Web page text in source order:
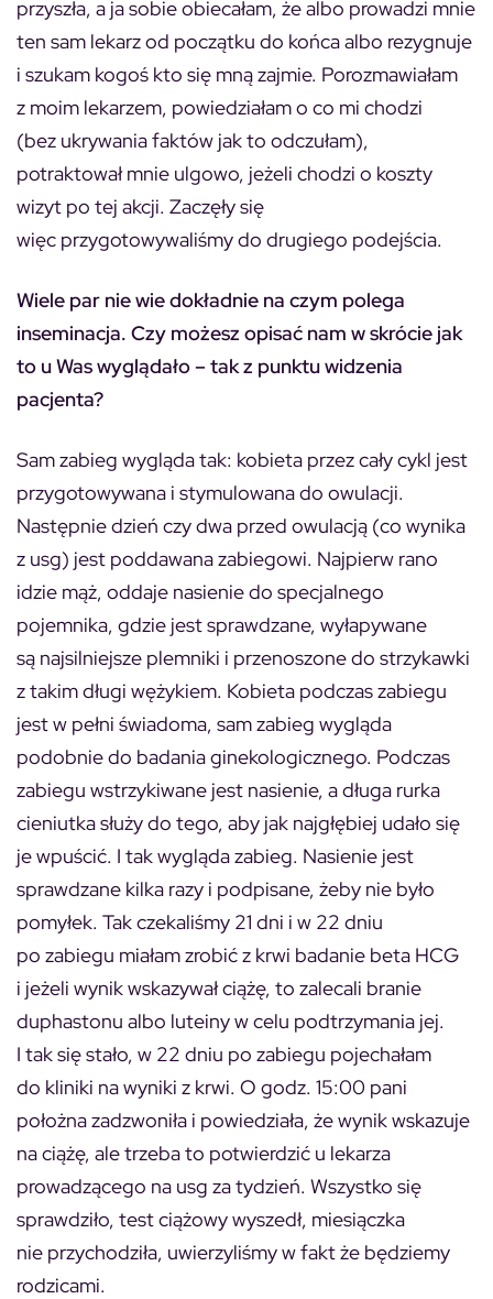
przyszła, a ja sobie obiecałam, że albo prowadzi mnie
ten sam lekarz od początku do końca albo rezygnuje
i szukam kogoś kto się mną zajmie. Porozmawiałam
z moim lekarzem, powiedziałam o co mi chodzi
(bez ukrywania faktów jak to odczułam),
potraktował mnie ulgowo, jeżeli chodzi o koszty
wizyt po tej akcji. Zaczęły się
więc przygotowywaliśmy do drugiego podejścia.
Wiele par nie wie dokładnie na czym polega
inseminacja. Czy możesz opisać nam w skrócie jak
to u Was wyglądało – tak z punktu widzenia
pacjenta?
Sam zabieg wygląda tak: kobieta przez cały cykl jest
przygotowywana i stymulowana do owulacji.
Następnie dzień czy dwa przed owulacją (co wynika
z usg) jest poddawana zabiegowi. Najpierw rano
idzie mąż, oddaje nasienie do specjalnego
pojemnika, gdzie jest sprawdzane, wyłapywane
są najsilniejsze plemniki i przenoszone do strzykawki
z takim długi wężykiem. Kobieta podczas zabiegu
jest w pełni świadoma, sam zabieg wygląda
podobnie do badania ginekologicznego. Podczas
zabiegu wstrzykiwane jest nasienie, a długa rurka
cieniutka służy do tego, aby jak najgłębiej udało się
je wpuścić. I tak wygląda zabieg. Nasienie jest
sprawdzane kilka razy i podpisane, żeby nie było
pomyłek. Tak czekaliśmy 21 dni i w 22 dniu
po zabiegu miałam zrobić z krwi badanie beta HCG
i jeżeli wynik wskazywał ciążę, to zalecali branie
duphastonu albo luteiny w celu podtrzymania jej.
I tak się stało, w 22 dniu po zabiegu pojechałam
do kliniki na wyniki z krwi. O godz. 15:00 pani
położna zadzwoniła i powiedziała, że wynik wskazuje
na ciążę, ale trzeba to potwierdzić u lekarza
prowadzącego na usg za tydzień. Wszystko się
sprawdziło, test ciążowy wyszedł, miesiączka
nie przychodziła, uwierzyliśmy w fakt że będziemy
rodzicami.